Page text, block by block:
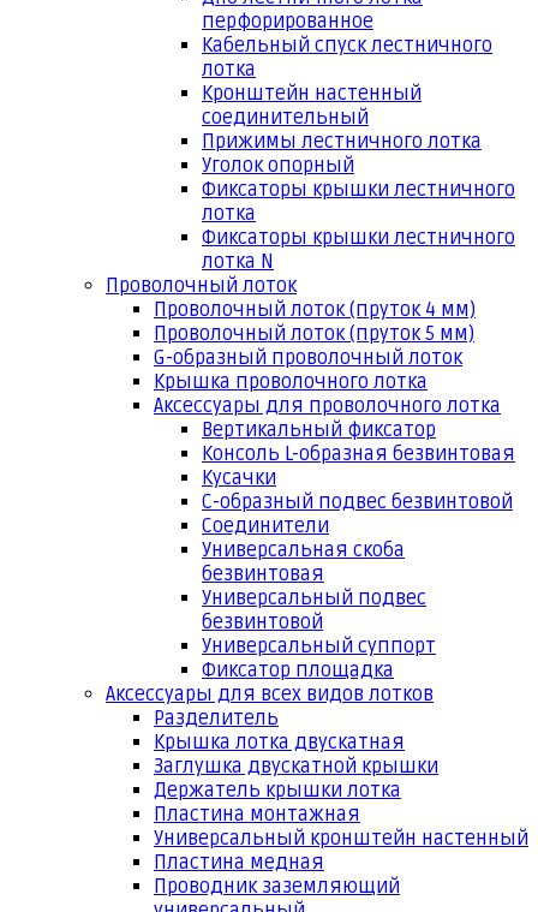
перфорированное
Кабельный спуск лестничного
лотка
Кронштейн настенный
соединительный
Прижимы лестничного лотка
Уголок опорный
Фиксаторы крышки лестничного
лотка
Фиксаторы крышки лестничного
лотка N
Проволочный лоток
Проволочный лоток (пруток 4 мм)
Проволочный лоток (пруток 5 мм)
G-образный проволочный лоток
Крышка проволочного лотка
Аксессуары для проволочного лотка
Вертикальный фиксатор
Консоль L-образная безвинтовая
Кусачки
С-образный подвес безвинтовой
Соединители
Универсальная скоба
безвинтовая
Универсальный подвес
безвинтовой
Универсальный суппорт
Фиксатор площадка
Аксессуары для всех видов лотков
Разделитель
Крышка лотка двускатная
Заглушка двускатной крышки
Держатель крышки лотка
Пластина монтажная
Универсальный кронштейн настенный
Пластина медная
Проводник заземляющий